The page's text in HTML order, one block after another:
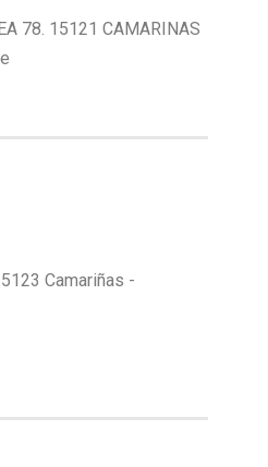
78. 15121 CAMARINAS
Camariñas -